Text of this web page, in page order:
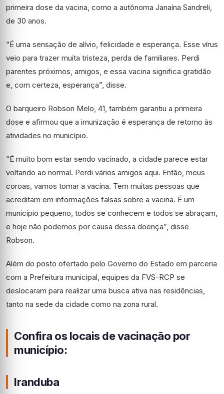
primeira dose da vacina, como a autônoma Janaína Sandreli,
de 30 anos.
“É uma sensação de alívio, felicidade e esperança. Esse vírus
veio para trazer muita tristeza, perda de familiares. Perdi
parentes próximos, amigos, e essa vacina significa gratidão
e, com certeza, esperança”, disse.
O barqueiro Robson Melo, 41, também garantiu a primeira
dose e afirmou que a imunização é esperança de retorno às
atividades no município.
“É muito bom estar sendo vacinado, a cidade parece estar
voltando ao normal. Perdi vários amigos aqui. Então, meus
coroas, vamos tomar a vacina. Tem muitas pessoas que
acreditam em informações falsas sobre a vacina. É um
município pequeno, todos se conhecem e todos se abraçam,
e hoje não podemos por causa dessa doença”, disse
Robson.
Além do posto ofertado pelo Governo do Estado em parceria
com a Prefeitura municipal, equipes da FVS-RCP se
deslocaram para realizar uma busca ativa nas residências,
tanto na sede da cidade como na zona rural.
Confira os locais de vacinação por
município:
Iranduba